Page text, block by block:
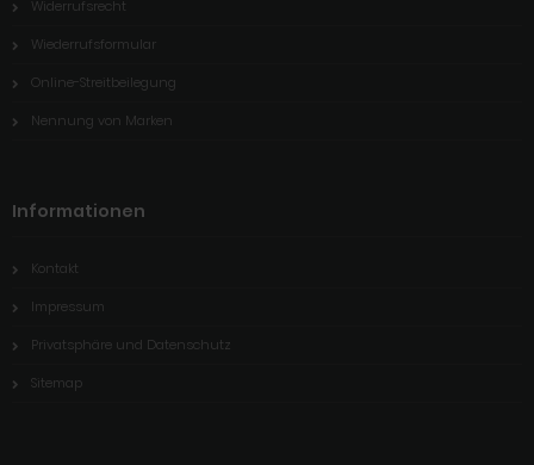
Widerrufsrecht
Wiederrufsformular
Online-Streitbeilegung
Nennung von Marken
Informationen
Kontakt
Impressum
Privatsphäre und Datenschutz
Sitemap